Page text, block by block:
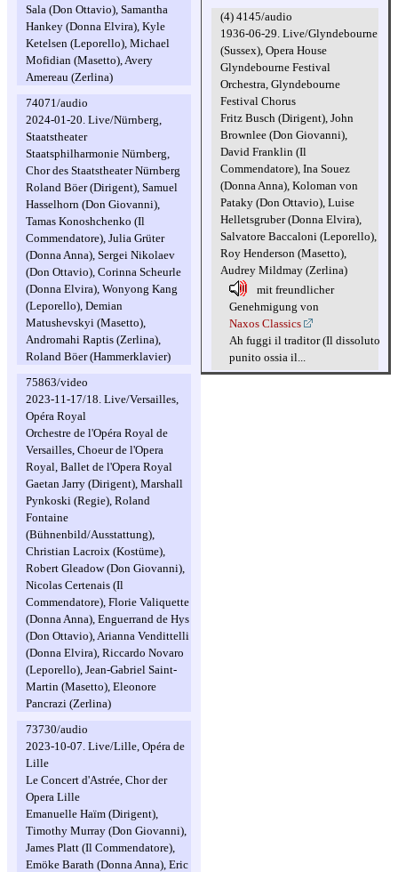
Sala (Don Ottavio), Samantha
Hankey (Donna Elvira), Kyle
Ketelsen (Leporello), Michael
Mofidian (Masetto), Avery
Amereau (Zerlina)
74071/audio
2024-01-20. Live/Nürnberg,
Staatstheater
Staatsphilharmonie Nürnberg,
Chor des Staatstheater Nürnberg
Roland Böer (Dirigent), Samuel
Hasselhorn (Don Giovanni),
Tamas Konoshchenko (Il
Commendatore), Julia Grüter
(Donna Anna), Sergei Nikolaev
(Don Ottavio), Corinna Scheurle
(Donna Elvira), Wonyong Kang
(Leporello), Demian
Matushevskyi (Masetto),
Andromahi Raptis (Zerlina),
Roland Böer (Hammerklavier)
75863/video
2023-11-17/18. Live/Versailles,
Opéra Royal
Orchestre de l'Opéra Royal de
Versailles, Choeur de l'Opera
Royal, Ballet de l'Opera Royal
Gaetan Jarry (Dirigent), Marshall
Pynkoski (Regie), Roland
Fontaine
(Bühnenbild/Ausstattung),
Christian Lacroix (Kostüme),
Robert Gleadow (Don Giovanni),
Nicolas Certenais (Il
Commendatore), Florie Valiquette
(Donna Anna), Enguerrand de Hys
(Don Ottavio), Arianna Vendittelli
(Donna Elvira), Riccardo Novaro
(Leporello), Jean-Gabriel Saint-
Martin (Masetto), Eleonore
Pancrazi (Zerlina)
73730/audio
2023-10-07. Live/Lille, Opéra de
Lille
Le Concert d'Astrée, Chor der
Opera Lille
Emanuelle Haïm (Dirigent),
Timothy Murray (Don Giovanni),
James Platt (Il Commendatore),
Emöke Barath (Donna Anna), Eric
(4) 4145/audio
1936-06-29. Live/Glyndebourne
(Sussex), Opera House
Glyndebourne Festival
Orchestra, Glyndebourne
Festival Chorus
Fritz Busch (Dirigent), John
Brownlee (Don Giovanni),
David Franklin (Il
Commendatore), Ina Souez
(Donna Anna), Koloman von
Pataky (Don Ottavio), Luise
Helletsgruber (Donna Elvira),
Salvatore Baccaloni (Leporello),
Roy Henderson (Masetto),
Audrey Mildmay (Zerlina)
mit freundlicher
Genehmigung von
Naxos Classics
Ah fuggi il traditor (Il dissoluto
punito ossia il...